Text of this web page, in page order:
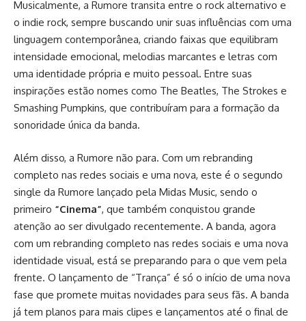
Musicalmente, a Rumore transita entre o rock alternativo e
o indie rock, sempre buscando unir suas influências com uma
linguagem contemporânea, criando faixas que equilibram
intensidade emocional, melodias marcantes e letras com
uma identidade própria e muito pessoal. Entre suas
inspirações estão nomes como The Beatles, The Strokes e
Smashing Pumpkins, que contribuíram para a formação da
sonoridade única da banda.
Além disso, a Rumore não para. Com um rebranding
completo nas redes sociais e uma nova, este é o segundo
single da Rumore lançado pela Midas Music, sendo o
primeiro “Cinema”, que também conquistou grande
atenção ao ser divulgado recentemente. A banda, agora
com um rebranding completo nas redes sociais e uma nova
identidade visual, está se preparando para o que vem pela
frente. O lançamento de “Trança” é só o início de uma nova
fase que promete muitas novidades para seus fãs. A banda
já tem planos para mais clipes e lançamentos até o final de